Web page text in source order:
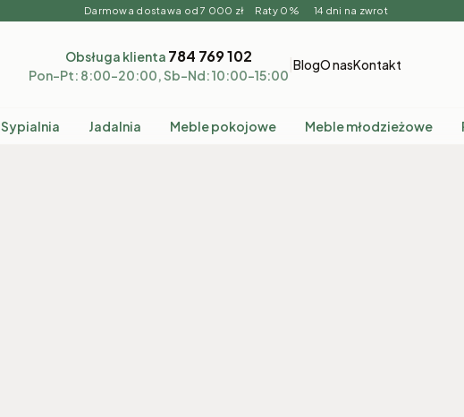
Darmowa dostawa od 7 000 zł Raty 0% 14 dni na zwrot
Obsługa klienta 784 769 102
Pon–Pt: 8:00–20:00, Sb–Nd: 10:00–15:00
BlogO nasKontakt
Sypialnia Jadalnia Meble pokojowe Meble młodzieżowe